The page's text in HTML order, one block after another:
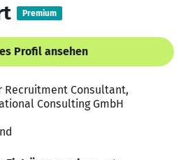
Premium
Profil ansehen
Recruitment Consultant,
Consulting GmbH